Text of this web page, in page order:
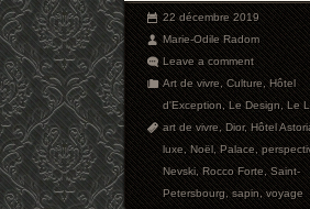
22 décembre 2019
Marie-Odile Radom
Leave a comment
Art de vivre,Culture,Hôtel
d'Exception,Le Design,Le
art de vivre,Dior,Hôtel
luxe,Noël,Palace,
Nevski,Rocco Forte,Saint-
Petersbourg,sapin,voyage